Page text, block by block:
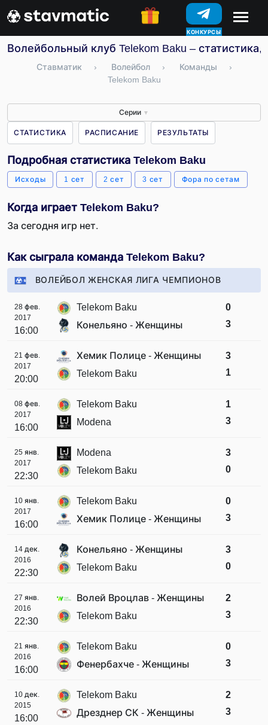
КОНКУРСЫ
Волейбольный клуб Telekom Baku – статистика,
Ставматик › Волейбол › Команды
›
Telekom Baku
Серии ▼
СТАТИСТИКА РАСПИСАНИЕ РЕЗУЛЬТАТЫ
Подробная статистика Telekom Baku
Исходы 1 сет 2 сет 3 сет Фора по сетам
Когда играет Telekom Baku?
За сегодня игр нет.
Как сыграла команда Telekom Baku?
ВОЛЕЙБОЛ ЖЕНСКАЯ ЛИГА ЧЕМПИОНОВ
28 фев.
2017
16:00
Telekom Baku
Конельяно - Женщины
0
3
21 фев.
2017
20:00
Хемик Полице - Женщины
Telekom Baku
3
1
08 фев.
2017
16:00
Telekom Baku
Modena
1
3
25 янв.
2017
22:30
Modena
Telekom Baku
3
0
10 янв.
2017
16:00
Telekom Baku
Хемик Полице - Женщины
0
3
14 дек.
2016
22:30
Конельяно - Женщины
Telekom Baku
3
0
27 янв.
2016
22:30
Волей Вроцлав - Женщины
Telekom Baku
2
3
21 янв.
2016
16:00
Telekom Baku
Фенербахче - Женщины
0
3
10 дек.
2015
16:00
Telekom Baku
Дрезднер СК - Женщины
2
3